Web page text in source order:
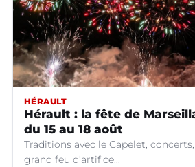
HÉRAULT
Hérault : la fête de
du 15 au 18 août
Traditions avec le Capelet,
grand feu d’artifice...